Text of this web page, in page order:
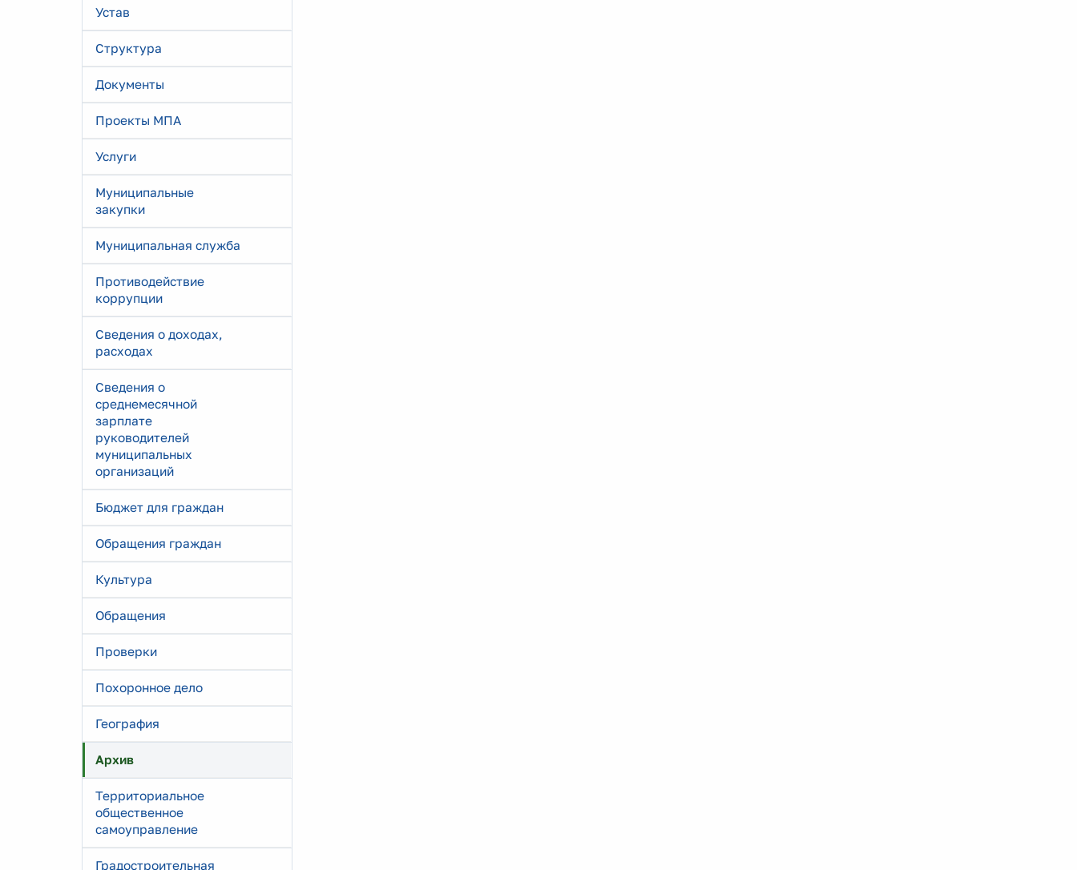
Устав
Структура
Документы
Проекты МПА
Услуги
Муниципальные
закупки
Муниципальная служба
Противодействие
коррупции
Сведения о доходах,
расходах
Сведения о
среднемесячной
зарплате
руководителей
муниципальных
организаций
Бюджет для граждан
Обращения граждан
Культура
Обращения
Проверки
Похоронное дело
География
Архив
Территориальное
общественное
самоуправление
Градостроительная